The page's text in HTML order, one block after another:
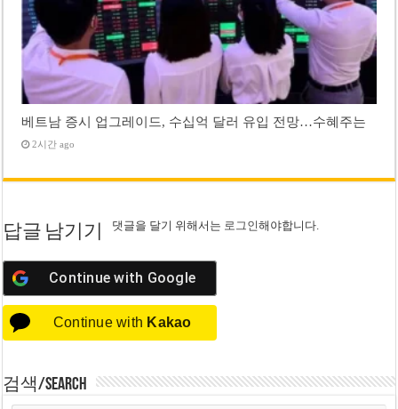
베트남 증시 업그레이드, 수십억 달러 유입 전망…수혜주는
2시간 ago
답글 남기기 댓글을 달기 위해서는 로그인해야합니다.
Continue with Google
Continue with Kakao
검색/Search